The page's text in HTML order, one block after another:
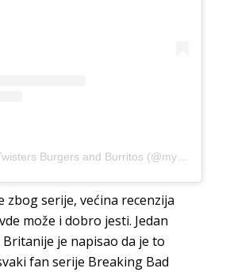
zbog serije, većina recenzija
može i dobro jesti. Jedan
je napisao da je to
fan serije Breaking Bad